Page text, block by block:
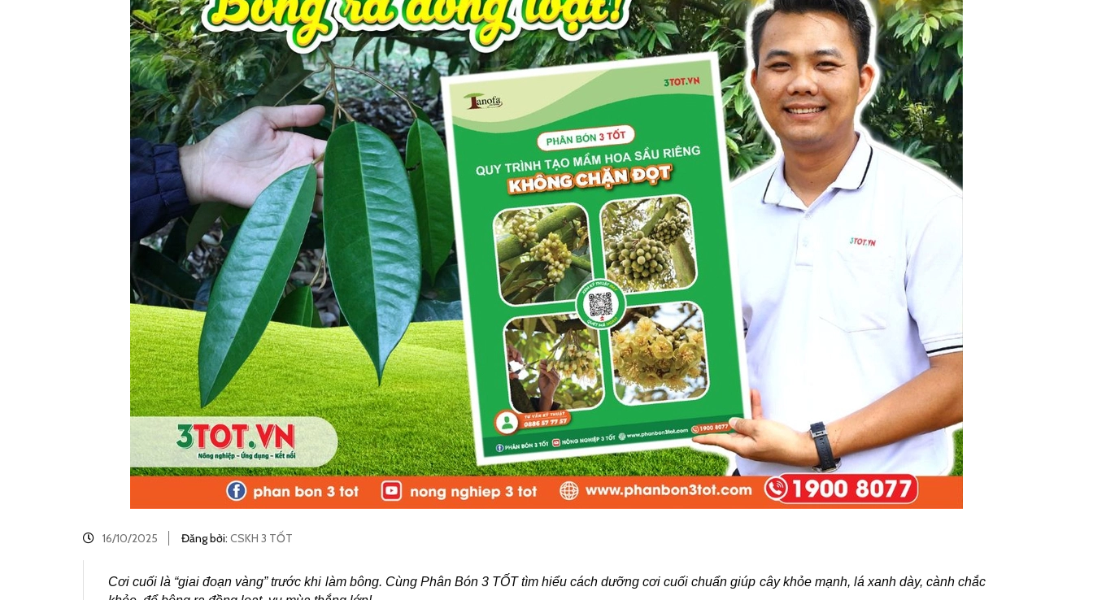
16/10/2025 Đăng bởi: CSKH 3 TỐT
Cơi cuối là “giai đoạn vàng” trước khi làm bông. Cùng Phân Bón 3 TỐT tìm hiểu cách dưỡng cơi cuối chuẩn giúp cây khỏe mạnh, lá xanh dày, cành chắc